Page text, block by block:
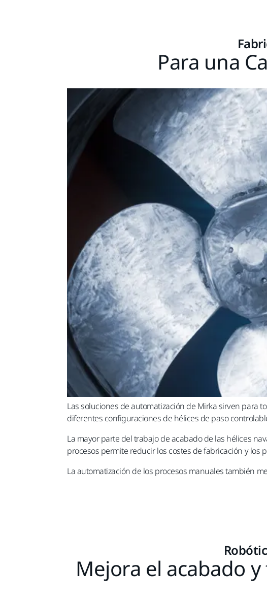
Para una
Las soluciones de automatización de Mirka sirven para
diferentes configuraciones de hélices de paso
La mayor parte del trabajo de acabado de las hélices
procesos permite reducir los costes de fabricación y
La automatización de los procesos manuales también
Mejora el acabado